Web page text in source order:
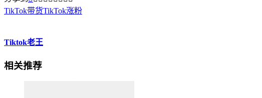
TikTok带货TikTok涨粉
Tiktok老王
相关推荐